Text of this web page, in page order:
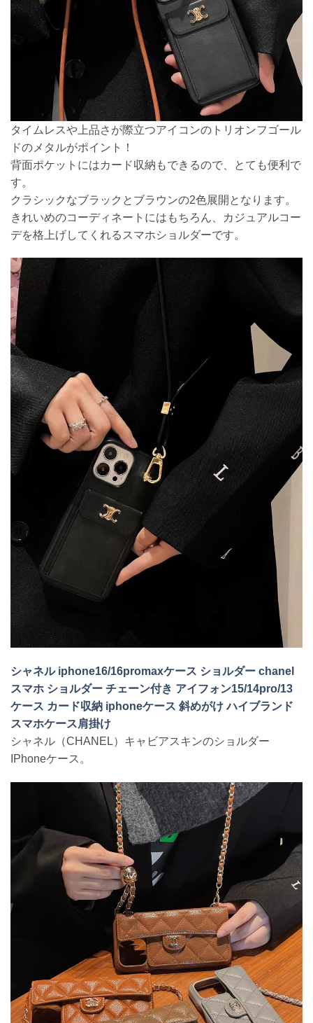
タイムレスや上品さが際立つアイコンのトリオンフゴール
ドのメタルがポイント！
背面ポケットにはカード収納もできるので、とても便利で
す。
クラシックなブラックとブラウンの2色展開となります。
きれいめのコーディネートにはもちろん、カジュアルコー
デを格上げしてくれるスマホショルダーです。
シャネル iphone16/16promaxケース ショルダー chanel
スマホ ショルダー チェーン付き アイフォン15/14pro/13
ケース カード収納 iphoneケース 斜めがけ ハイブランド
スマホケース肩掛け
シャネル（CHANEL）キャビアスキンのショルダー
IPhoneケース。